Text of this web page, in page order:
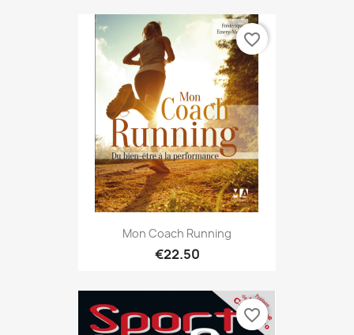
Mon Coach Running
€22.50
favorite_border
favorite_border